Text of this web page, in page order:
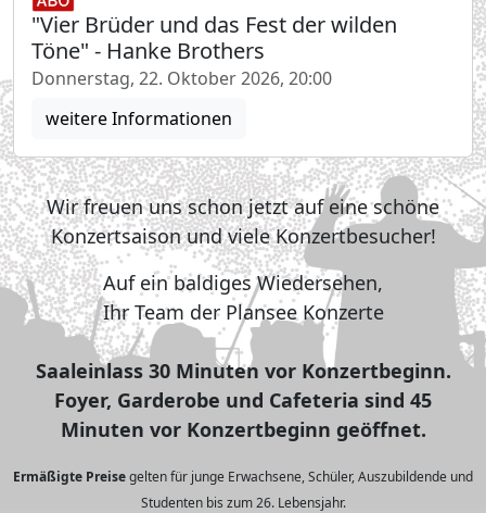
"Vier Brüder und das Fest der wilden
Töne" - Hanke Brothers
Donnerstag, 22. Oktober 2026, 20:00
weitere Informationen
Wir freuen uns schon jetzt auf eine schöne
Konzertsaison und viele Konzertbesucher!
Auf ein baldiges Wiedersehen,
Ihr Team der Plansee Konzerte
Saaleinlass 30 Minuten vor Konzertbeginn.
Foyer, Garderobe und Cafeteria sind 45
Minuten vor Konzertbeginn geöffnet.
Ermäßigte Preisegelten für junge Erwachsene, Schüler, Auszubildende und
Studenten bis zum 26. Lebensjahr.